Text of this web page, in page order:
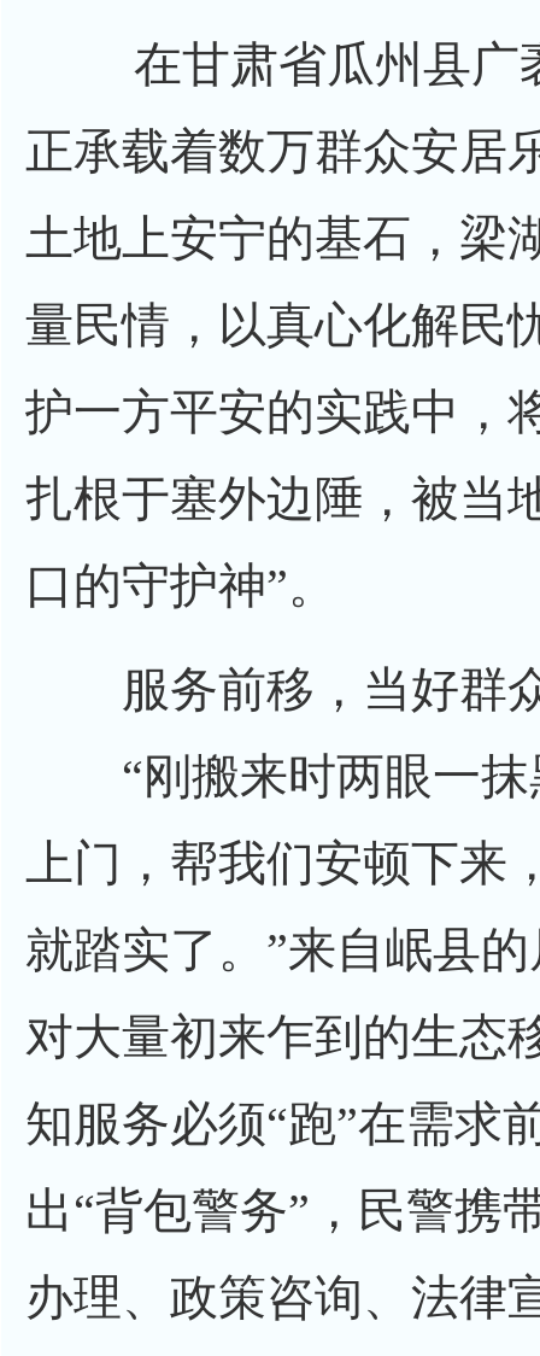
在甘肃省瓜州县广
正承载着数万群众安居
土地上安宁的基石，梁
量民情，以真心化解民
护一方平安的实践中，
扎根于塞外边陲，被当
口的守护神”。
服务前移，当好群
“刚搬来时两眼一抹
上门，帮我们安顿下来
就踏实了。”来自岷县
对大量初来乍到的生态
知服务必须“跑”在需求
出“背包警务”，民警携
办理、政策咨询、法律